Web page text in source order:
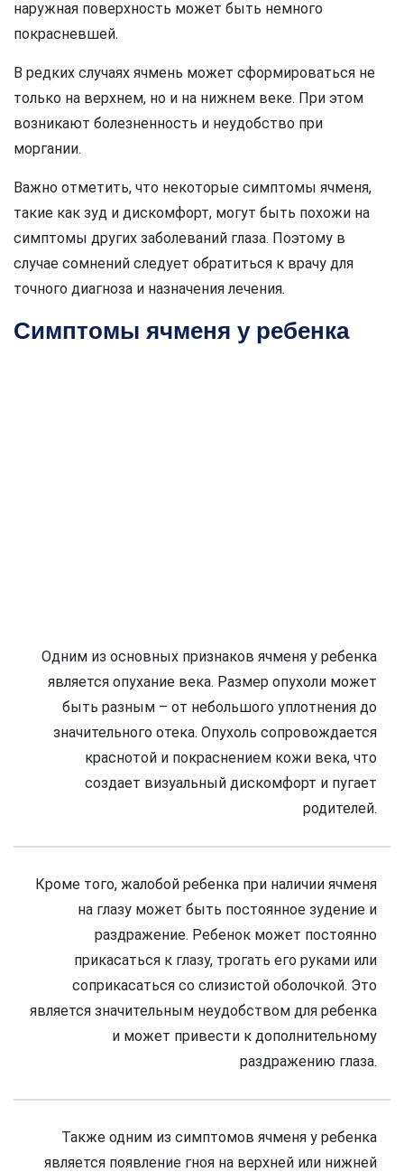
наружная поверхность может быть немного
покрасневшей.
В редких случаях ячмень может сформироваться не
только на верхнем, но и на нижнем веке. При этом
возникают болезненность и неудобство при
моргании.
Важно отметить, что некоторые симптомы ячменя,
такие как зуд и дискомфорт, могут быть похожи на
симптомы других заболеваний глаза. Поэтому в
случае сомнений следует обратиться к врачу для
точного диагноза и назначения лечения.
Симптомы ячменя у ребенка
Одним из основных признаков ячменя у ребенка
является опухание века. Размер опухоли может
быть разным – от небольшого уплотнения до
значительного отека. Опухоль сопровождается
краснотой и покраснением кожи века, что
создает визуальный дискомфорт и пугает
родителей.
Кроме того, жалобой ребенка при наличии ячменя
на глазу может быть постоянное зудение и
раздражение. Ребенок может постоянно
прикасаться к глазу, трогать его руками или
соприкасаться со слизистой оболочкой. Это
является значительным неудобством для ребенка
и может привести к дополнительному
раздражению глаза.
Также одним из симптомов ячменя у ребенка
является появление гноя на верхней или нижней